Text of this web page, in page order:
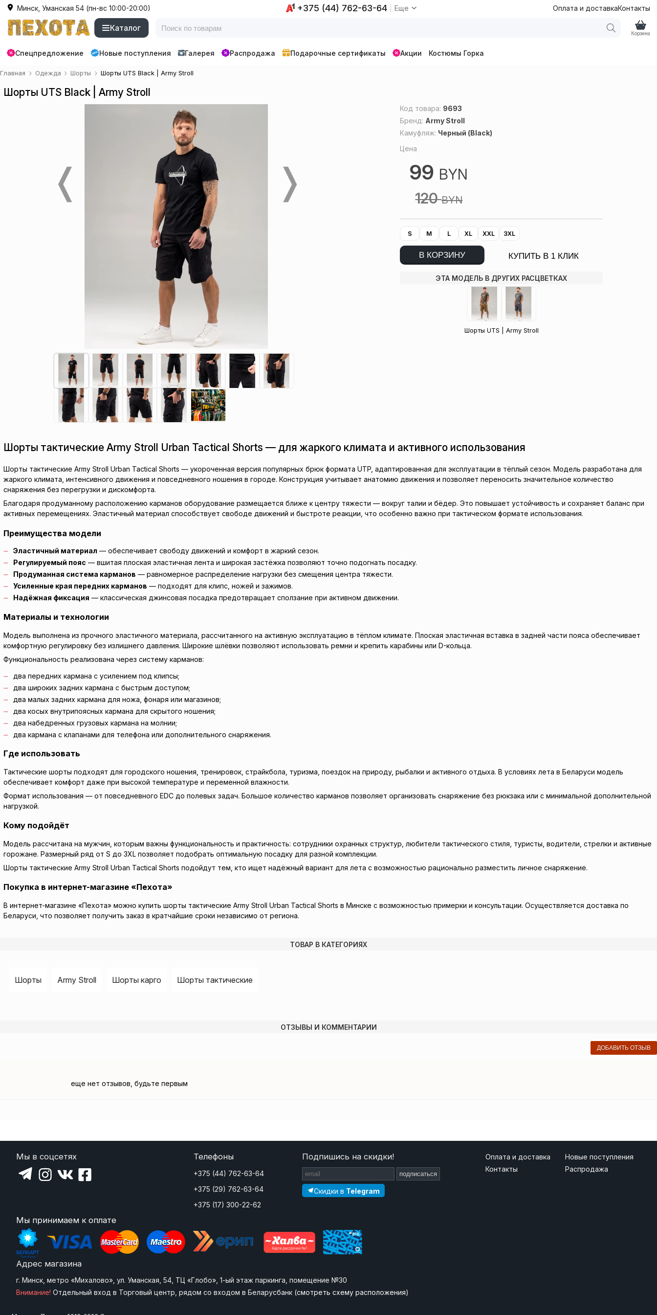
Минск, Уманская 54 (пн-вс 10:00-20:00) +375 (44) 762-63-64 Еще Оплата и доставкаКонтакты
Каталог
Корзина
Спецпредложение Новые поступления Галерея Распродажа Подарочные сертификаты Акции Костюмы Горка
Главная Одежда Шорты Шорты UTS Black | Army Stroll
Шорты UTS Black | Army Stroll
Код товара: 9693
Бренд: Army Stroll
Камуфляж: Черный (Black)
Цена
99 BYN
120BYN
S M L XL XXL 3XL
В КОРЗИНУ КУПИТЬ В 1 КЛИК
ЭТА МОДЕЛЬ В ДРУГИХ РАСЦВЕТКАХ
Шорты UTS | Army Stroll
Шорты тактические Army Stroll Urban Tactical Shorts — для жаркого климата и активного использования
Шорты тактические Army Stroll Urban Tactical Shorts — укороченная версия популярных брюк формата UTP, адаптированная для эксплуатации в тёплый сезон. Модель разработана для
жаркого климата, интенсивного движения и повседневного ношения в городе. Конструкция учитывает анатомию движения и позволяет переносить значительное количество
снаряжения без перегрузки и дискомфорта.
Благодаря продуманному расположению карманов оборудование размещается ближе к центру тяжести — вокруг талии и бёдер. Это повышает устойчивость и сохраняет баланс при
активных перемещениях. Эластичный материал способствует свободе движений и быстроте реакции, что особенно важно при тактическом формате использования.
Преимущества модели
Эластичный материал — обеспечивает свободу движений и комфорт в жаркий сезон.
Регулируемый пояс — вшитая плоская эластичная лента и широкая застёжка позволяют точно подогнать посадку.
Продуманная система карманов — равномерное распределение нагрузки без смещения центра тяжести.
Усиленные края передних карманов — подходят для клипс, ножей и зажимов.
Надёжная фиксация — классическая джинсовая посадка предотвращает сползание при активном движении.
Материалы и технологии
Модель выполнена из прочного эластичного материала, рассчитанного на активную эксплуатацию в тёплом климате. Плоская эластичная вставка в задней части пояса обеспечивает
комфортную регулировку без излишнего давления. Широкие шлёвки позволяют использовать ремни и крепить карабины или D-кольца.
Функциональность реализована через систему карманов:
два передних кармана с усилением под клипсы;
два широких задних кармана с быстрым доступом;
два малых задних кармана для ножа, фонаря или магазинов;
два косых внутрипоясных кармана для скрытого ношения;
два набедренных грузовых кармана на молнии;
два кармана с клапанами для телефона или дополнительного снаряжения.
Где использовать
Тактические шорты подходят для городского ношения, тренировок, страйкбола, туризма, поездок на природу, рыбалки и активного отдыха. В условиях лета в Беларуси модель
обеспечивает комфорт даже при высокой температуре и переменной влажности.
Формат использования — от повседневного EDC до полевых задач. Большое количество карманов позволяет организовать снаряжение без рюкзака или с минимальной дополнительной
нагрузкой.
Кому подойдёт
Модель рассчитана на мужчин, которым важны функциональность и практичность: сотрудники охранных структур, любители тактического стиля, туристы, водители, стрелки и активные
горожане. Размерный ряд от S до 3XL позволяет подобрать оптимальную посадку для разной комплекции.
Шорты тактические Army Stroll Urban Tactical Shorts подойдут тем, кто ищет надёжный вариант для лета с возможностью рационально разместить личное снаряжение.
Покупка в интернет-магазине «Пехота»
В интернет-магазине «Пехота» можно купить шорты тактические Army Stroll Urban Tactical Shorts в Минске с возможностью примерки и консультации. Осуществляется доставка по
Беларуси, что позволяет получить заказ в кратчайшие сроки независимо от региона.
ТОВАР В КАТЕГОРИЯХ
Шорты Army Stroll Шорты карго Шорты тактические
ОТЗЫВЫ И КОММЕНТАРИИ
ДОБАВИТЬ ОТЗЫВ
еще нет отзывов, будьте первым
Мы в соцсетях Телефоны
+375 (44) 762-63-64
+375 (29) 762-63-64
+375 (17) 300-22-62
Подпишись на скидки!
подписаться
Скидки в Telegram
Оплата и доставка
Контакты
Новые поступления
Распродажа
Мы принимаем к оплате
Адрес магазина
г. Минск, метро «Михалово», ул. Уманская, 54, ТЦ «Глобо», 1-ый этаж паркинга, помещение №30
Внимание! Отдельный вход в Торговый центр, рядом со входом в Беларусбанк (смотреть схему расположения)